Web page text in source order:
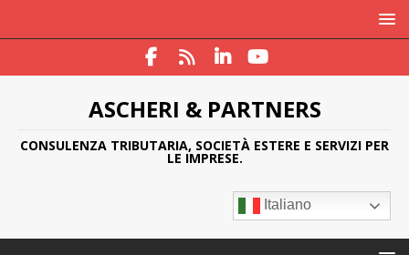
ASCHERI & PARTNERS
CONSULENZA TRIBUTARIA, SOCIETÀ ESTERE E SERVIZI PER
LE IMPRESE.
Italiano